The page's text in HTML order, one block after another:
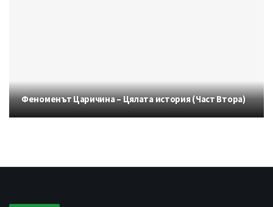
Феноменът Царичина – Цялата история (Част Втора)